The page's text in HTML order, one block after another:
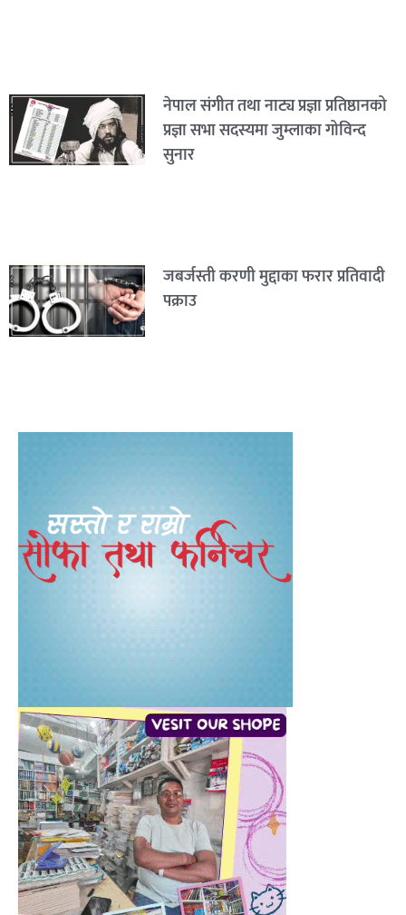
नेपाल संगीत तथा नाट्य प्रज्ञा प्रतिष्ठानको
प्रज्ञा सभा सदस्यमा जुम्लाका गोविन्द
सुनार
जबर्जस्ती करणी मुद्दाका फरार प्रतिवादी
पक्राउ